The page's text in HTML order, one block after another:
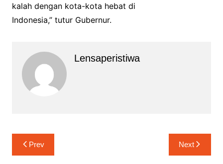
kalah dengan kota-kota hebat di
Indonesia,” tutur Gubernur.
Lensaperistiwa
Navigasi
pos
Prev Next